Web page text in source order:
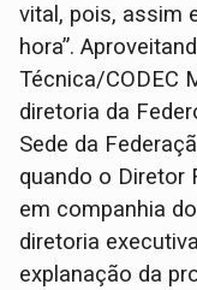
vital, pois, assim
hora”.
Técnica/CODEC
diretoria da
Sede da
quando o Diretor
em companhia
diretoria
explanação da